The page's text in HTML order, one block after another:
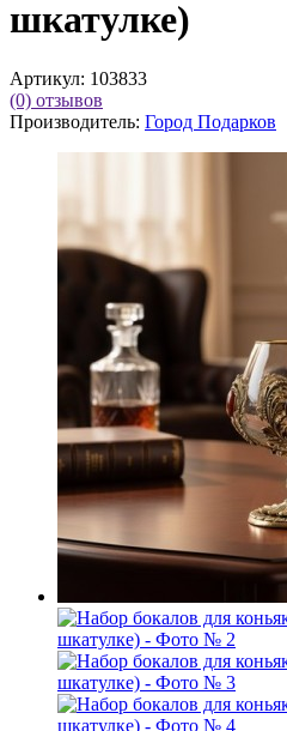
шкатулке)
Артикул: 103833
(0) отзывов
Производитель: Город Подарков